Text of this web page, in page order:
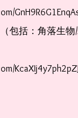
包括：角落生物